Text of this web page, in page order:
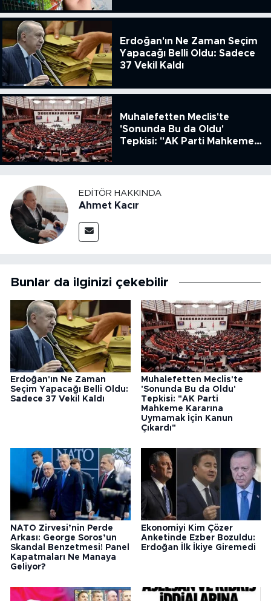
51.49
Erdoğan'ın Ne Zaman Seçim
Yapacağı Belli Oldu: Sadece
37 Vekil Kaldı
Muhalefetten Meclis'te
'Sonunda Bu da Oldu'
Tepkisi: "AK Parti Mahkeme
Kanun Çıkardı"
EDITÖR HAKKINDA
Ahmet Kacır
Bunlar da ilginizi çekebilir
Erdoğan'ın Ne Zaman
Seçim Yapacağı Belli Oldu:
Sadece 37 Vekil Kaldı
Muhalefetten Meclis'te
'Sonunda Bu da Oldu'
Tepkisi: "AK Parti
Mahkeme Kararına
Uymamak İçin Kanun
Çıkardı"
NATO Zirvesi’nin Perde
Arkası: George Soros’un
Skandal Benzetmesi! Panel
Kapatmaları Ne Manaya
Geliyor?
Ekonomiyi Kim Çözer
Anketinde Ezber Bozuldu:
Erdoğan İlk İkiye Giremedi